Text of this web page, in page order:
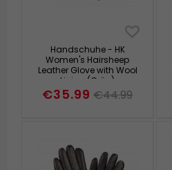
Handschuhe - HK
Women's Hairsheep
Leather Glove with Wool
Lining (Grün)
€35.99 €44.99